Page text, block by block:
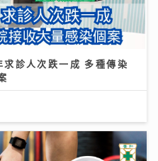
診人次跌一成 多種傳染